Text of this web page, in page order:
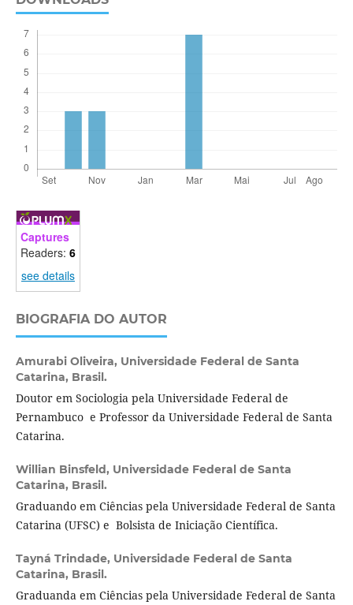
Captures
Readers: 6
see details
BIOGRAFIA DO AUTOR
Amurabi Oliveira, Universidade Federal de Santa
Catarina, Brasil.
Doutor em Sociologia pela Universidade Federal de
Pernambuco e Professor da Universidade Federal de Santa
Catarina.
Willian Binsfeld, Universidade Federal de Santa
Catarina, Brasil.
Graduando em Ciências pela Universidade Federal de Santa
Catarina (UFSC) e Bolsista de Iniciação Científica.
Tayná Trindade, Universidade Federal de Santa
Catarina, Brasil.
Graduanda em Ciências pela Universidade Federal de Santa